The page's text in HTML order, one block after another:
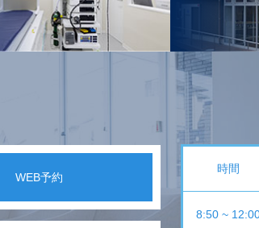
WEB予約
時間
8:50 ~